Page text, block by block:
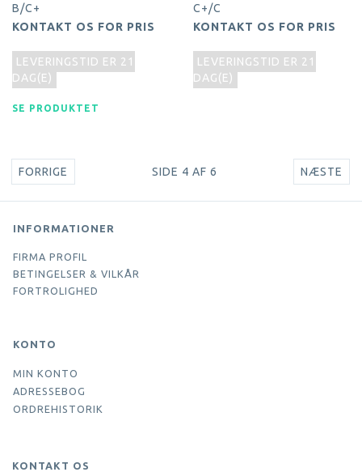
B/C+
KONTAKT OS FOR PRIS
LEVERINGSTID ER 21
DAG(E)
SE PRODUKTET
C+/C
KONTAKT OS FOR PRIS
LEVERINGSTID ER 21
DAG(E)
FORRIGE SIDE 4 AF 6 NÆSTE
INFORMATIONER
FIRMA PROFIL
BETINGELSER & VILKÅR
FORTROLIGHED
KONTO
MIN KONTO
ADRESSEBOG
ORDREHISTORIK
KONTAKT OS